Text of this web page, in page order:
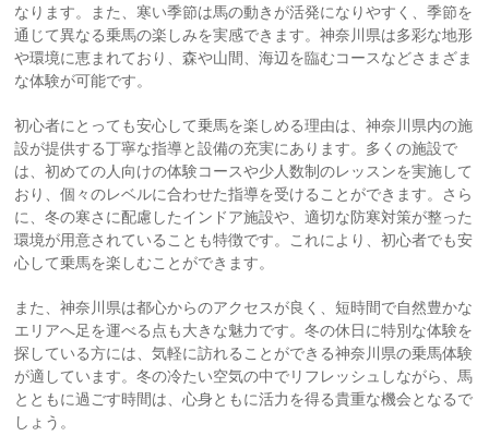
なります。また、寒い季節は馬の動きが活発になりやすく、季節を
通じて異なる乗馬の楽しみを実感できます。神奈川県は多彩な地形
や環境に恵まれており、森や山間、海辺を臨むコースなどさまざま
な体験が可能です。
初心者にとっても安心して乗馬を楽しめる理由は、神奈川県内の施
設が提供する丁寧な指導と設備の充実にあります。多くの施設で
は、初めての人向けの体験コースや少人数制のレッスンを実施して
おり、個々のレベルに合わせた指導を受けることができます。さら
に、冬の寒さに配慮したインドア施設や、適切な防寒対策が整った
環境が用意されていることも特徴です。これにより、初心者でも安
心して乗馬を楽しむことができます。
また、神奈川県は都心からのアクセスが良く、短時間で自然豊かな
エリアへ足を運べる点も大きな魅力です。冬の休日に特別な体験を
探している方には、気軽に訪れることができる神奈川県の乗馬体験
が適しています。冬の冷たい空気の中でリフレッシュしながら、馬
とともに過ごす時間は、心身ともに活力を得る貴重な機会となるで
しょう。